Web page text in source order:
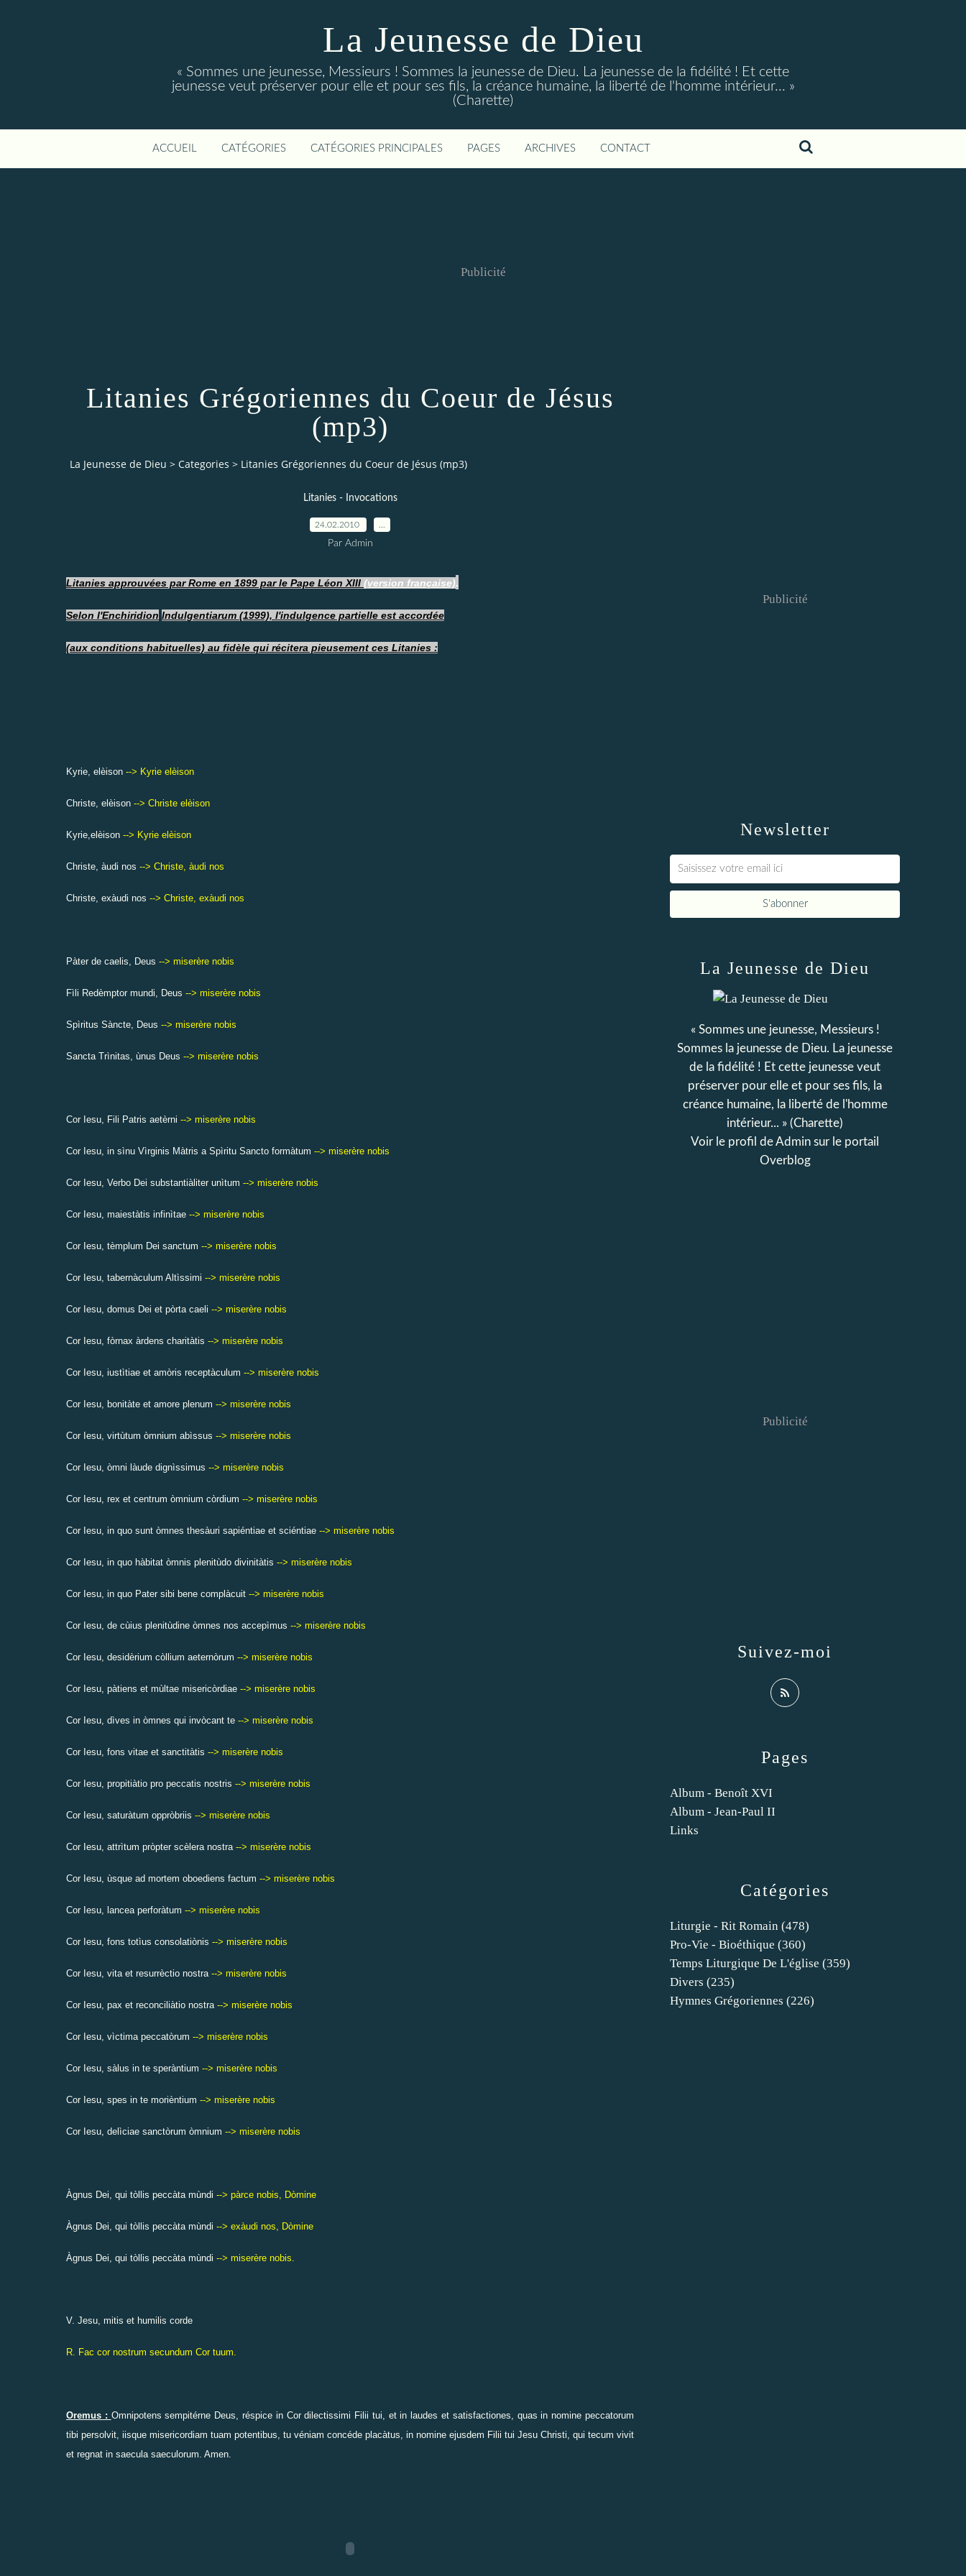
La Jeunesse de Dieu
« Sommes une jeunesse, Messieurs ! Sommes la jeunesse de Dieu. La jeunesse de la fidélité ! Et cette
jeunesse veut préserver pour elle et pour ses fils, la créance humaine, la liberté de l'homme intérieur... »
(Charette)
ACCUEIL CATÉGORIES CATÉGORIES PRINCIPALES PAGES ARCHIVES CONTACT
Publicité
Litanies Grégoriennes du Coeur de Jésus
(mp3)
La Jeunesse de Dieu > Categories > Litanies Grégoriennes du Coeur de Jésus (mp3)
Litanies - Invocations
24.02.2010
Par Admin
Litanies approuvées par Rome en 1899 par le Pape Léon XIII (version française).
Selon l'Enchiridion Indulgentiarum (1999), l'indulgence partielle est accordée
(aux conditions habituelles) au fidèle qui récitera pieusement ces Litanies :
Kyrie, elèison --> Kyrie elèison
Christe, elèison --> Christe elèison
Kyrie, elèison --> Kyrie elèison
Christe, àudi nos --> Christe, àudi nos
Christe, exàudi nos --> Christe, exàudi nos
Pàter de caelis, Deus --> miserère nobis
Fìli Redèmptor mundi, Deus --> miserère nobis
Spìritus Sàncte, Deus --> miserère nobis
Sancta Trìnitas, ùnus Deus --> miserère nobis
Cor Iesu, Fili Patris aetèrni --> miserère nobis
Cor Iesu, in sìnu Vìrginis Màtris a Spìritu Sancto formàtum --> miserère nobis
Cor Iesu, Verbo Dei substantiàliter unìtum --> miserère nobis
Cor Iesu, maiestàtis infinìtae --> miserère nobis
Cor Iesu, tèmplum Dei sanctum --> miserère nobis
Cor Iesu, tabernàculum Altìssimi --> miserère nobis
Cor Iesu, domus Dei et pòrta caeli --> miserère nobis
Cor Iesu, fòrnax àrdens charitàtis --> miserère nobis
Cor Iesu, iustìtiae et amòris receptàculum --> miserère nobis
Cor Iesu, bonitàte et amore plenum --> miserère nobis
Cor Iesu, virtùtum òmnium abìssus --> miserère nobis
Cor Iesu, òmni làude dignìssimus --> miserère nobis
Cor Iesu, rex et centrum òmnium còrdium --> miserère nobis
Cor Iesu, in quo sunt òmnes thesàuri sapiéntiae et sciéntiae --> miserère nobis
Cor Iesu, in quo hàbitat òmnis plenitùdo divinitàtis --> miserère nobis
Cor Iesu, in quo Pater sibi bene complàcuit --> miserère nobis
Cor Iesu, de cùius plenitùdine òmnes nos accepìmus --> miserère nobis
Cor Iesu, desidèrium còllium aeternòrum --> miserère nobis
Cor Iesu, pàtiens et mùltae misericòrdiae --> miserère nobis
Cor Iesu, dìves in òmnes qui invòcant te --> miserère nobis
Cor Iesu, fons vitae et sanctitàtis --> miserère nobis
Cor Iesu, propitiàtio pro peccatis nostris --> miserère nobis
Cor Iesu, saturàtum oppròbriis --> miserère nobis
Cor Iesu, attrìtum pròpter scèlera nostra --> miserère nobis
Cor Iesu, ùsque ad mortem oboediens factum --> miserère nobis
Cor Iesu, lancea perforàtum --> miserère nobis
Cor Iesu, fons totìus consolatiònis --> miserère nobis
Cor Iesu, vita et resurrèctio nostra --> miserère nobis
Cor Iesu, pax et reconciliàtio nostra --> miserère nobis
Cor Iesu, vìctima peccatòrum --> miserère nobis
Cor Iesu, sàlus in te speràntium --> miserère nobis
Cor Iesu, spes in te morièntium --> miserère nobis
Cor Iesu, delìciae sanctòrum òmnium --> miserère nobis
Àgnus Dei, qui tòllis peccàta mùndi --> pàrce nobis, Dòmine
Àgnus Dei, qui tòllis peccàta mùndi --> exàudi nos, Dòmine
Àgnus Dei, qui tòllis peccàta mùndi --> miserère nobis.
V. Jesu, mitis et humilis corde
R. Fac cor nostrum secundum Cor tuum.
Oremus : Omnipotens sempitérne Deus, réspice in Cor dilectissimi Filii tui, et in laudes et satisfactiones, quas in nomine peccatorum
tibi persolvit, iisque misericordiam tuam potentibus, tu véniam concéde placàtus, in nomine ejusdem Filii tui Jesu Christi, qui tecum vivit
et regnat in saecula saeculorum. Amen.
Newsletter
Publicité
Catégories
Liturgie - Rit Romain (478)
Pro-Vie - Bioéthique (360)
Temps Liturgique De L'église (359)
Divers (235)
Hymnes Grégoriennes (226)
Pages
Album - Benoît XVI
Album - Jean-Paul II
Links
La Jeunesse de Dieu
« Sommes une jeunesse, Messieurs !
Sommes la jeunesse de Dieu. La jeunesse
de la fidélité ! Et cette jeunesse veut
préserver pour elle et pour ses fils, la
créance humaine, la liberté de l'homme
intérieur... » (Charette)
Voir le profil deAdmin sur le portail
Overblog
Suivez-moi
Publicité